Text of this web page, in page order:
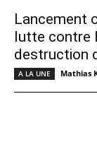
Lancement
lutte contre
destruction
A LA UNE Mathias